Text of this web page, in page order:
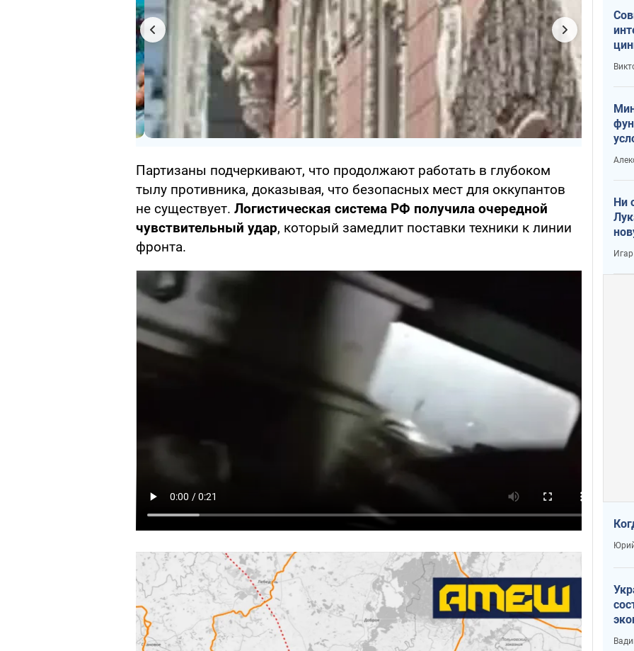
Партизаны подчеркивают, что продолжают работать в глубоком
тылу противника, доказывая, что безопасных мест для оккупантов
не существует. Логистическая система РФ получила очередной
чувствительный удар, который замедлит поставки техники к линии
фронта.
Ни